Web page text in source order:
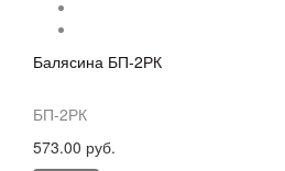
Балясина БП-2РК
БП-2РК
573.00 руб.